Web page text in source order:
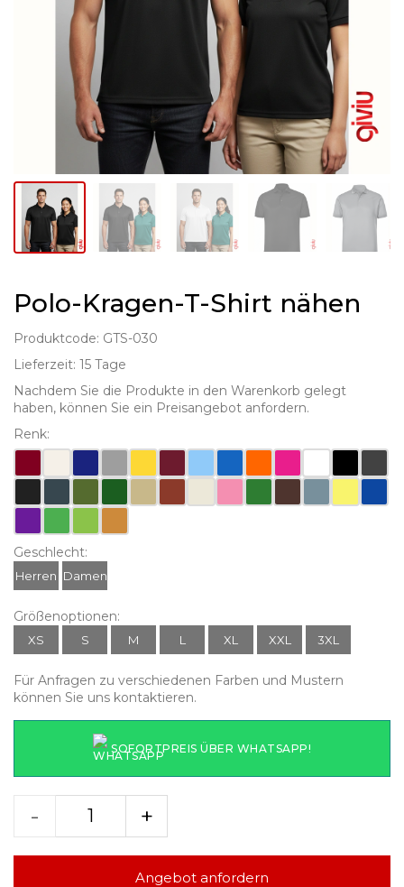
Polo-Kragen-T-Shirt nähen
Produktcode: GTS-030
Lieferzeit: 15 Tage
Nachdem Sie die Produkte in den Warenkorb gelegt
haben, können Sie ein Preisangebot anfordern.
Renk:
Geschlecht:
Herren Damen
Größenoptionen:
XS S M L XL XXL 3XL
Für Anfragen zu verschiedenen Farben und Mustern
können Sie uns kontaktieren.
SOFORTPREIS ÜBER WHATSAPP!
- +
Angebot anfordern